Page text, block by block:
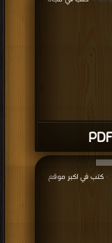
كتب في اكبر موقع